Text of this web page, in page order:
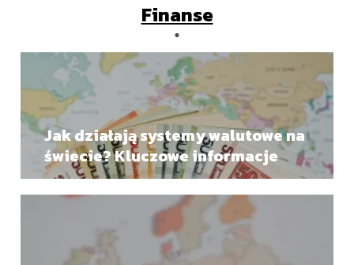
Finanse
Jak działają systemy walutowe na
świecie? Kluczowe informacje